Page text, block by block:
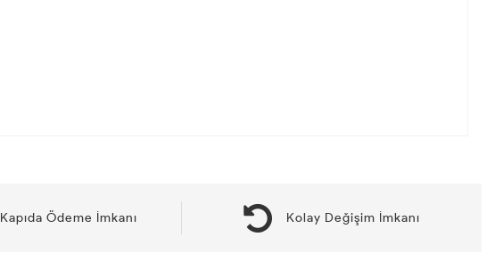
Kapıda Ödeme İmkanı Kolay Değişim İmkanı